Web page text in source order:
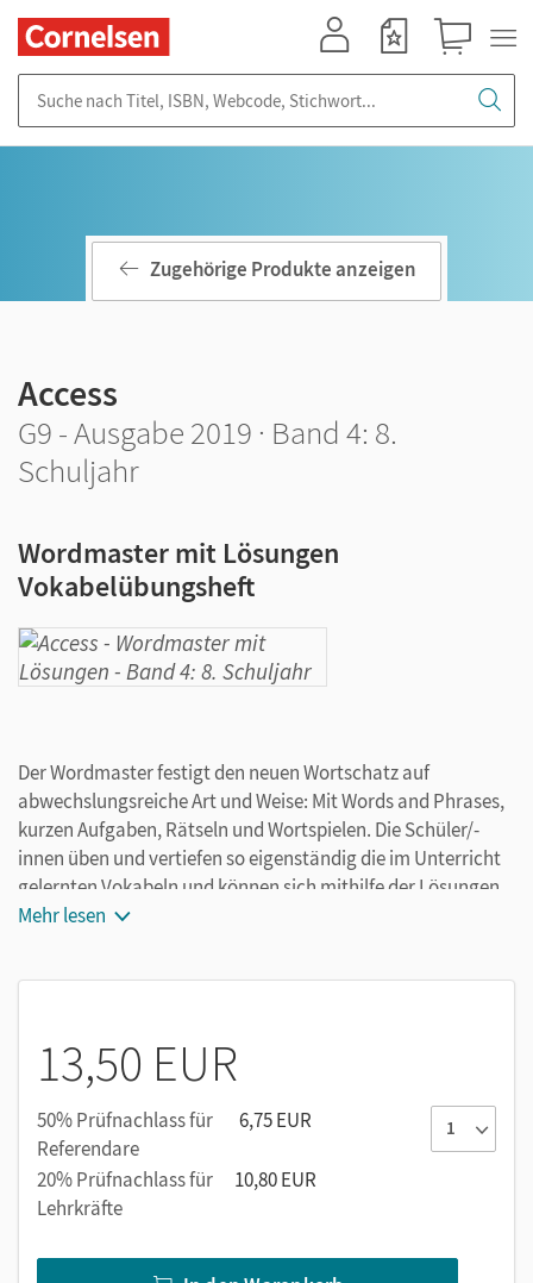
Zugehörige Produkte anzeigen
Access
G9 - Ausgabe 2019 · Band 4: 8.
Schuljahr
Wordmaster mit Lösungen
Vokabelübungsheft
Der Wordmaster festigt den neuen Wortschatz auf
abwechslungsreiche Art und Weise: Mit Words and Phrases,
kurzen Aufgaben, Rätseln und Wortspielen. Die Schüler/-
innen üben und vertiefen so eigenständig die im Unterricht
gelernten Vokabeln und können sich mithilfe der Lösungen
im Anhang selbst überprüfen.
Mehr lesen
13,50 EUR
50% Prüfnachlass für
Referendare
6,75 EUR
20% Prüfnachlass für
Lehrkräfte
10,80 EUR